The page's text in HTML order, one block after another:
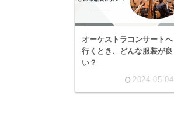
オーケストラコンサートへ
行くとき、どんな服装が良
い？
2024.05.04